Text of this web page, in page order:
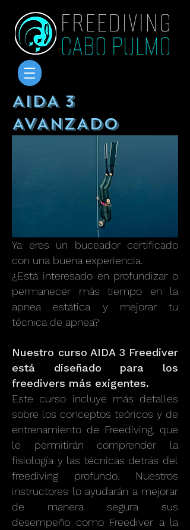
AIDA 3
AVANZADO
Ya eres un buceador certificado
con una buena experiencia.
¿Está interesado en profundizar o
permanecer más tiempo en la
apnea estática y mejorar tu
técnica de apnea?
Nuestro curso AIDA 3 Freediver
está diseñado para los
freedivers más exigentes.
Este curso incluye más detalles
sobre los conceptos teóricos y de
entrenamiento de Freediving, que
le permitirán comprender la
fisiología y las técnicas detrás del
freediving profundo. Nuestros
instructores lo ayudarán a mejorar
de manera segura sus
desempeño como Freediver a la